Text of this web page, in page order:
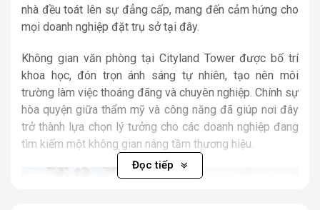
nhà đều toát lên sự đẳng cấp, mang đến cảm hứng cho
mọi doanh nghiệp đặt trụ sở tại đây.
Không gian văn phòng tại Cityland Tower được bố trí
khoa học, đón trọn ánh sáng tự nhiên, tạo nên môi
trường làm việc thoáng đãng và chuyên nghiệp. Chính sự
hòa quyện giữa thẩm mỹ và công năng đã giúp nơi đây
trở thành lựa chọn lý tưởng cho các doanh nghiệp đang
tìm kiếm một không gian nâng tầm thương hiệu.
Đọc tiếp